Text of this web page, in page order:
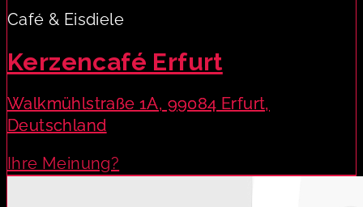
Café & Eisdiele
Kerzencafé Erfurt
Walkmühlstraße 1A, 99084 Erfurt,
Deutschland
Ihre Meinung?